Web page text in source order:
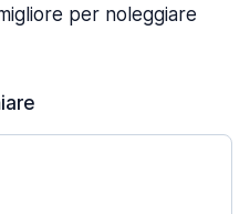
per noleggiare